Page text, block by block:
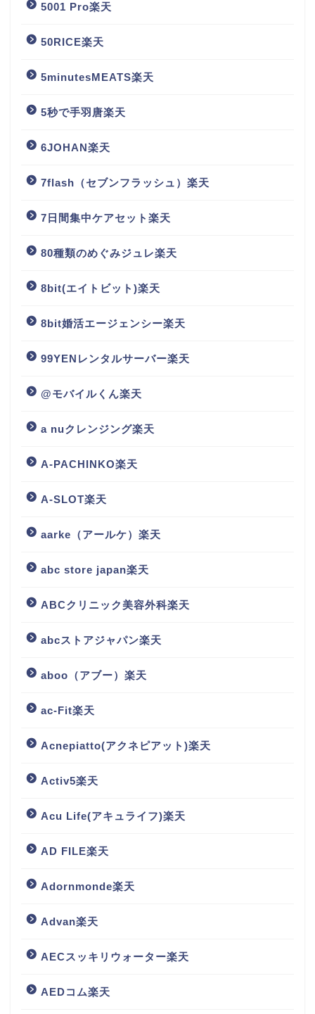
5001 Pro楽天
50RICE楽天
5minutesMEATS楽天
5秒で手羽唐楽天
6JOHAN楽天
7flash（セブンフラッシュ）楽天
7日間集中ケアセット楽天
80種類のめぐみジュレ楽天
8bit(エイトビット)楽天
8bit婚活エージェンシー楽天
99YENレンタルサーバー楽天
@モバイルくん楽天
a nuクレンジング楽天
A-PACHINKO楽天
A-SLOT楽天
aarke（アールケ）楽天
abc store japan楽天
ABCクリニック美容外科楽天
abcストアジャパン楽天
aboo（アブー）楽天
ac-Fit楽天
Acnepiatto(アクネピアット)楽天
Activ5楽天
Acu Life(アキュライフ)楽天
AD FILE楽天
Adornmonde楽天
Advan楽天
AECスッキリウォーター楽天
AEDコム楽天